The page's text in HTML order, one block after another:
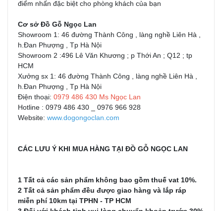
điểm nhấn đặc biệt cho phòng khách của bạn
Cơ sở Đồ Gỗ Ngọc Lan
Showroom 1: 46 đường Thành Công , làng nghề Liên Hà ,
h.Đan Phượng , Tp Hà Nội
Showroom 2 :496 Lê Văn Khương ; p Thới An ; Q12 ; tp
HCM
Xưởng sx 1: 46 đường Thành Công , làng nghề Liên Hà ,
h.Đan Phượng , Tp Hà Nội
Điện thoại: 0979 486 430 Ms Ngọc Lan
Hotline : 0979 486 430 _ 0976 966 928
Website: www.dogongoclan.com
CÁC LƯU Ý KHI MUA HÀNG TẠI ĐỒ GỖ NGỌC LAN
1 Tất cả các sản phẩm không bao gồm thuế vat 10%.
2 Tất cả sản phẩm đều được giao hàng và lắp ráp
miễn phí 10km tại TPHN - TP HCM